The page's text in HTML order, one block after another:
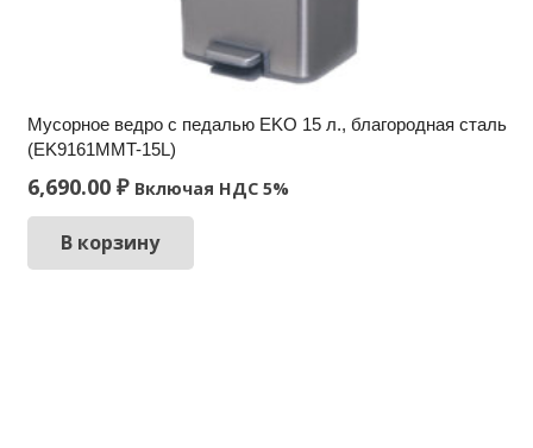
Мусорное ведро c педалью EKO 15 л., благородная сталь
(EK9161MMT-15L)
6,690.00 ₽ Включая НДС 5%
В корзину